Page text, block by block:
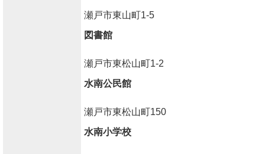
瀬戸市東山町1-5
図書館
瀬戸市東松山町1-2
水南公民館
瀬戸市東松山町150
水南小学校